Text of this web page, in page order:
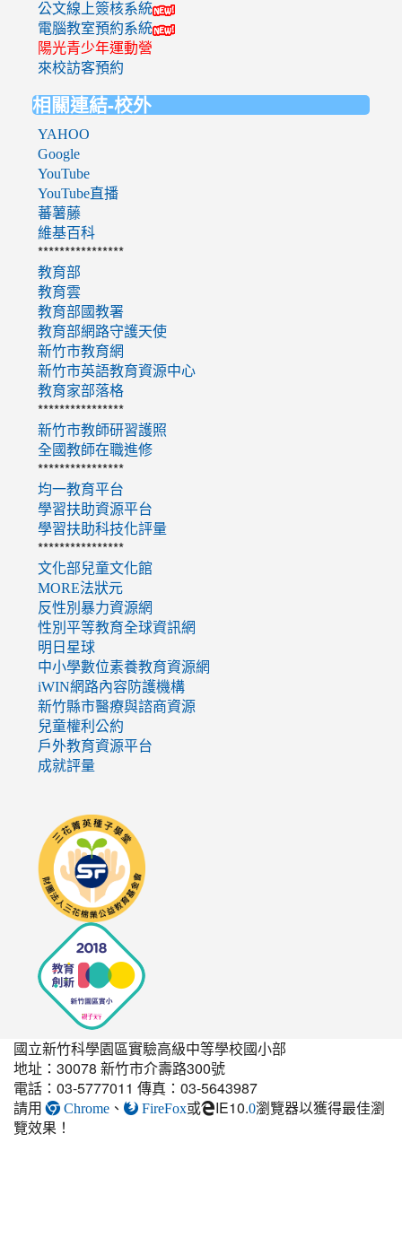
公文線上簽核系統
電腦教室預約系統
陽光青少年運動營
來校訪客預約
相關連結-校外
YAHOO
Google
YouTube
YouTube直播
蕃薯藤
維基百科
****************
教育部
教育雲
教育部國教署
教育部網路守護天使
新竹市教育網
新竹市英語教育資源中心
教育家部落格
****************
新竹市教師研習護照
全國教師在職進修
****************
均一教育平台
學習扶助資源平台
學習扶助科技化評量
****************
文化部兒童文化館
MORE法狀元
反性別暴力資源網
性別平等教育全球資訊網
明日星球
中小學數位素養教育資源網
iWIN網路內容防護機構
新竹縣市醫療與諮商資源
兒童權利公約
戶外教育資源平台
成就評量
http://seedschool.sunflower.org.tw/
國立新竹科學園區實驗高級中等學校國小部
地址：30078 新竹市介壽路300號
電話：03-5777011 傳真：03-5643987
請用
Chrome 、 FireFox或 IE10.0link
瀏覽器以獲得最佳瀏
覽效果！